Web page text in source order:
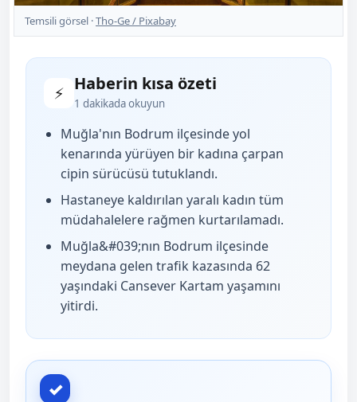
Temsili görsel ·Tho-Ge / Pixabay
⚡ Haberin kısa özeti
1 dakikada okuyun
Muğla'nın Bodrum ilçesinde yol
kenarında yürüyen bir kadına çarpan
cipin sürücüsü tutuklandı.
Hastaneye kaldırılan yaralı kadın tüm
müdahalelere rağmen kurtarılamadı.
Muğla&#039;nın Bodrum ilçesinde
meydana gelen trafik kazasında 62
yaşındaki Cansever Kartam yaşamını
yitirdi.
✓